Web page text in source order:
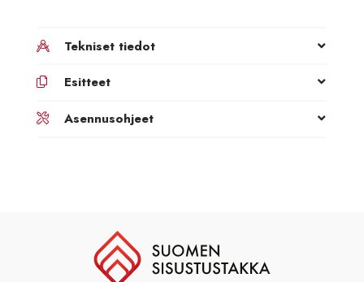
Tekniset tiedot
Esitteet
Asennusohjeet